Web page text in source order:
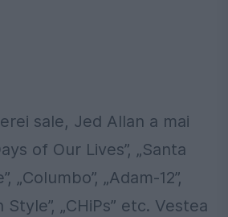
sale, Jed Allan a mai
of Our Lives”, „Santa
„Columbo”, „Adam-12”,
„CHiPs” etc. Vestea